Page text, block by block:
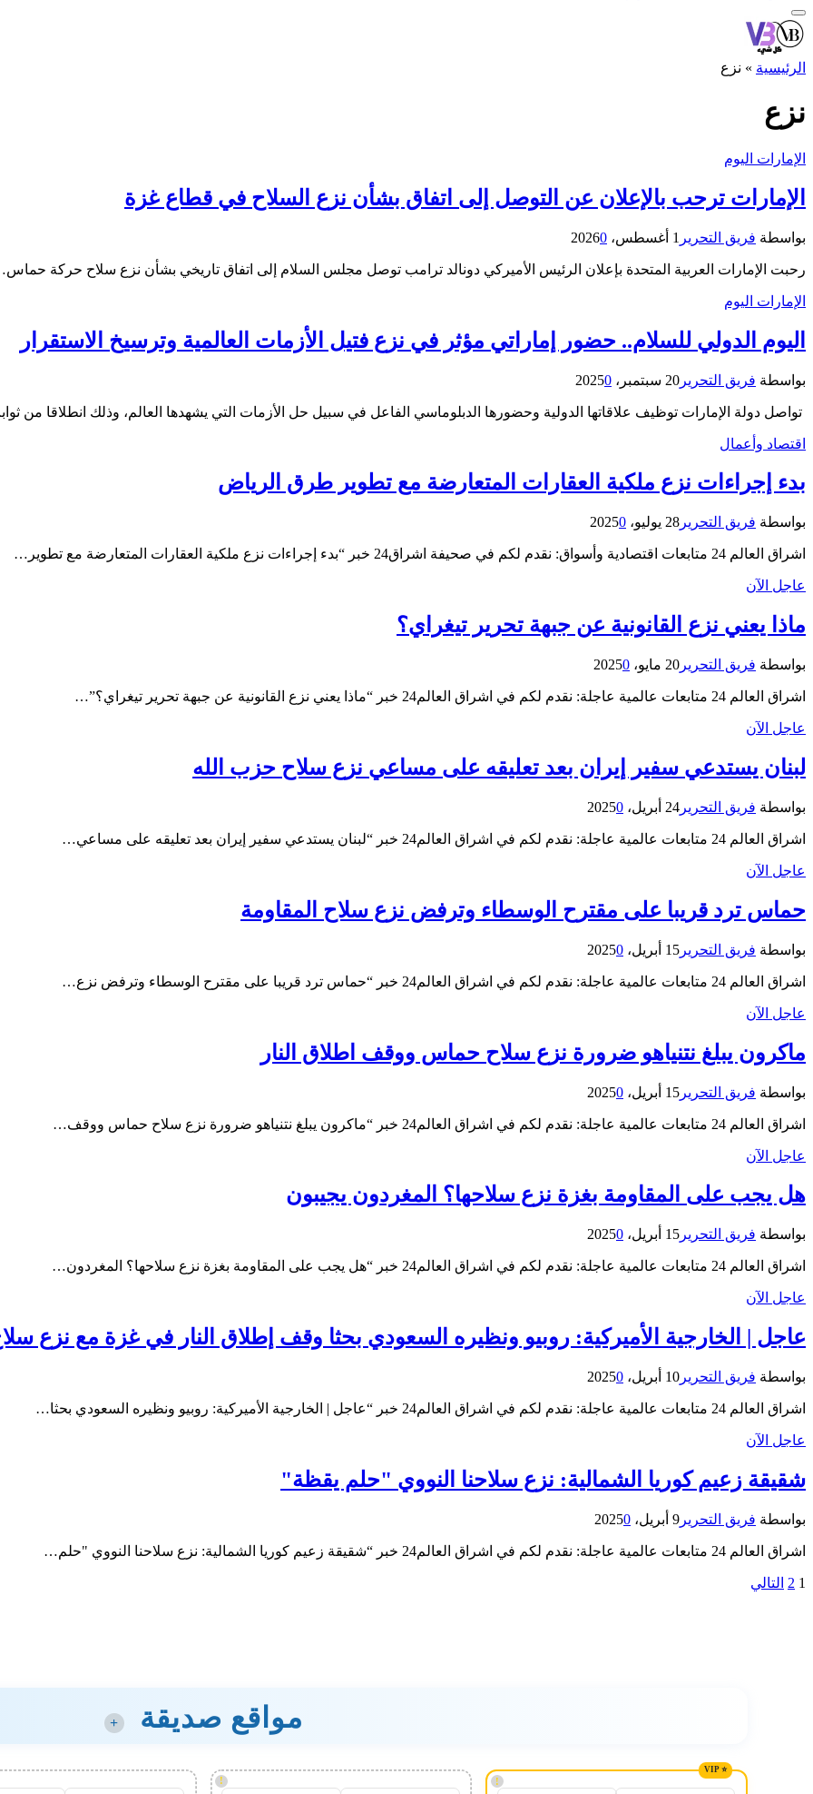
الرئيسية » نزع
نزع
الإمارات اليوم
الإمارات ترحب بالإعلان عن التوصل إلى اتفاق بشأن نزع السلاح في قطاع غزة
بواسطة فريق التحرير 1 أغسطس، 2026 0
رحبت الإمارات العربية المتحدة بإعلان الرئيس الأميركي دونالد ترامب توصل مجلس السلام إلى اتفاق تاريخي بشأن نزع سلاح حركة
الإمارات اليوم
اليوم الدولي للسلام.. حضور إماراتي مؤثر في نزع فتيل الأزمات العالمية وترسيخ الاستقرار
بواسطة فريق التحرير 20 سبتمبر، 2025 0
تواصل دولة الإمارات توظيف علاقاتها الدولية وحضورها الدبلوماسي الفاعل في سبيل حل الأزمات التي يشهدها العالم، وذلك انطلاقا من
اقتصاد وأعمال
بدء إجراءات نزع ملكية العقارات المتعارضة مع تطوير طرق الرياض
بواسطة فريق التحرير 28 يوليو، 2025 0
اشراق العالم 24 متابعات اقتصادية وأسواق: نقدم لكم في صحيفة اشراق24 خبر “بدء إجراءات نزع ملكية العقارات المتعارضة مع تطوير…
عاجل الآن
ماذا يعني نزع القانونية عن جبهة تحرير تيغراي؟
بواسطة فريق التحرير 20 مايو، 2025 0
اشراق العالم 24 متابعات عالمية عاجلة: نقدم لكم في اشراق العالم24 خبر “ماذا يعني نزع القانونية عن جبهة تحرير تيغراي؟”…
عاجل الآن
لبنان يستدعي سفير إيران بعد تعليقه على مساعي نزع سلاح حزب الله
بواسطة فريق التحرير 24 أبريل، 2025 0
اشراق العالم 24 متابعات عالمية عاجلة: نقدم لكم في اشراق العالم24 خبر “لبنان يستدعي سفير إيران بعد تعليقه على مساعي…
عاجل الآن
حماس ترد قريبا على مقترح الوسطاء وترفض نزع سلاح المقاومة
بواسطة فريق التحرير 15 أبريل، 2025 0
اشراق العالم 24 متابعات عالمية عاجلة: نقدم لكم في اشراق العالم24 خبر “حماس ترد قريبا على مقترح الوسطاء وترفض نزع…
عاجل الآن
ماكرون يبلغ نتنياهو ضرورة نزع سلاح حماس ووقف اطلاق النار
بواسطة فريق التحرير 15 أبريل، 2025 0
اشراق العالم 24 متابعات عالمية عاجلة: نقدم لكم في اشراق العالم24 خبر “ماكرون يبلغ نتنياهو ضرورة نزع سلاح حماس ووقف…
عاجل الآن
هل يجب على المقاومة بغزة نزع سلاحها؟ المغردون يجيبون
بواسطة فريق التحرير 15 أبريل، 2025 0
اشراق العالم 24 متابعات عالمية عاجلة: نقدم لكم في اشراق العالم24 خبر “هل يجب على المقاومة بغزة نزع سلاحها؟ المغردون…
عاجل الآن
عاجل | الخارجية الأميركية: روبيو ونظيره السعودي بحثا وقف إطلاق النار في غزة مع نزع
بواسطة فريق التحرير 10 أبريل، 2025 0
اشراق العالم 24 متابعات عالمية عاجلة: نقدم لكم في اشراق العالم24 خبر “عاجل | الخارجية الأميركية: روبيو ونظيره السعودي بحثا…
عاجل الآن
شقيقة زعيم كوريا الشمالية: نزع سلاحنا النووي "حلم يقظة"
بواسطة فريق التحرير 9 أبريل، 2025 0
اشراق العالم 24 متابعات عالمية عاجلة: نقدم لكم في اشراق العالم24 خبر “شقيقة زعيم كوريا الشمالية: نزع سلاحنا النووي "حلم…
1
2 التالي
مواقع صديقة +
!
!